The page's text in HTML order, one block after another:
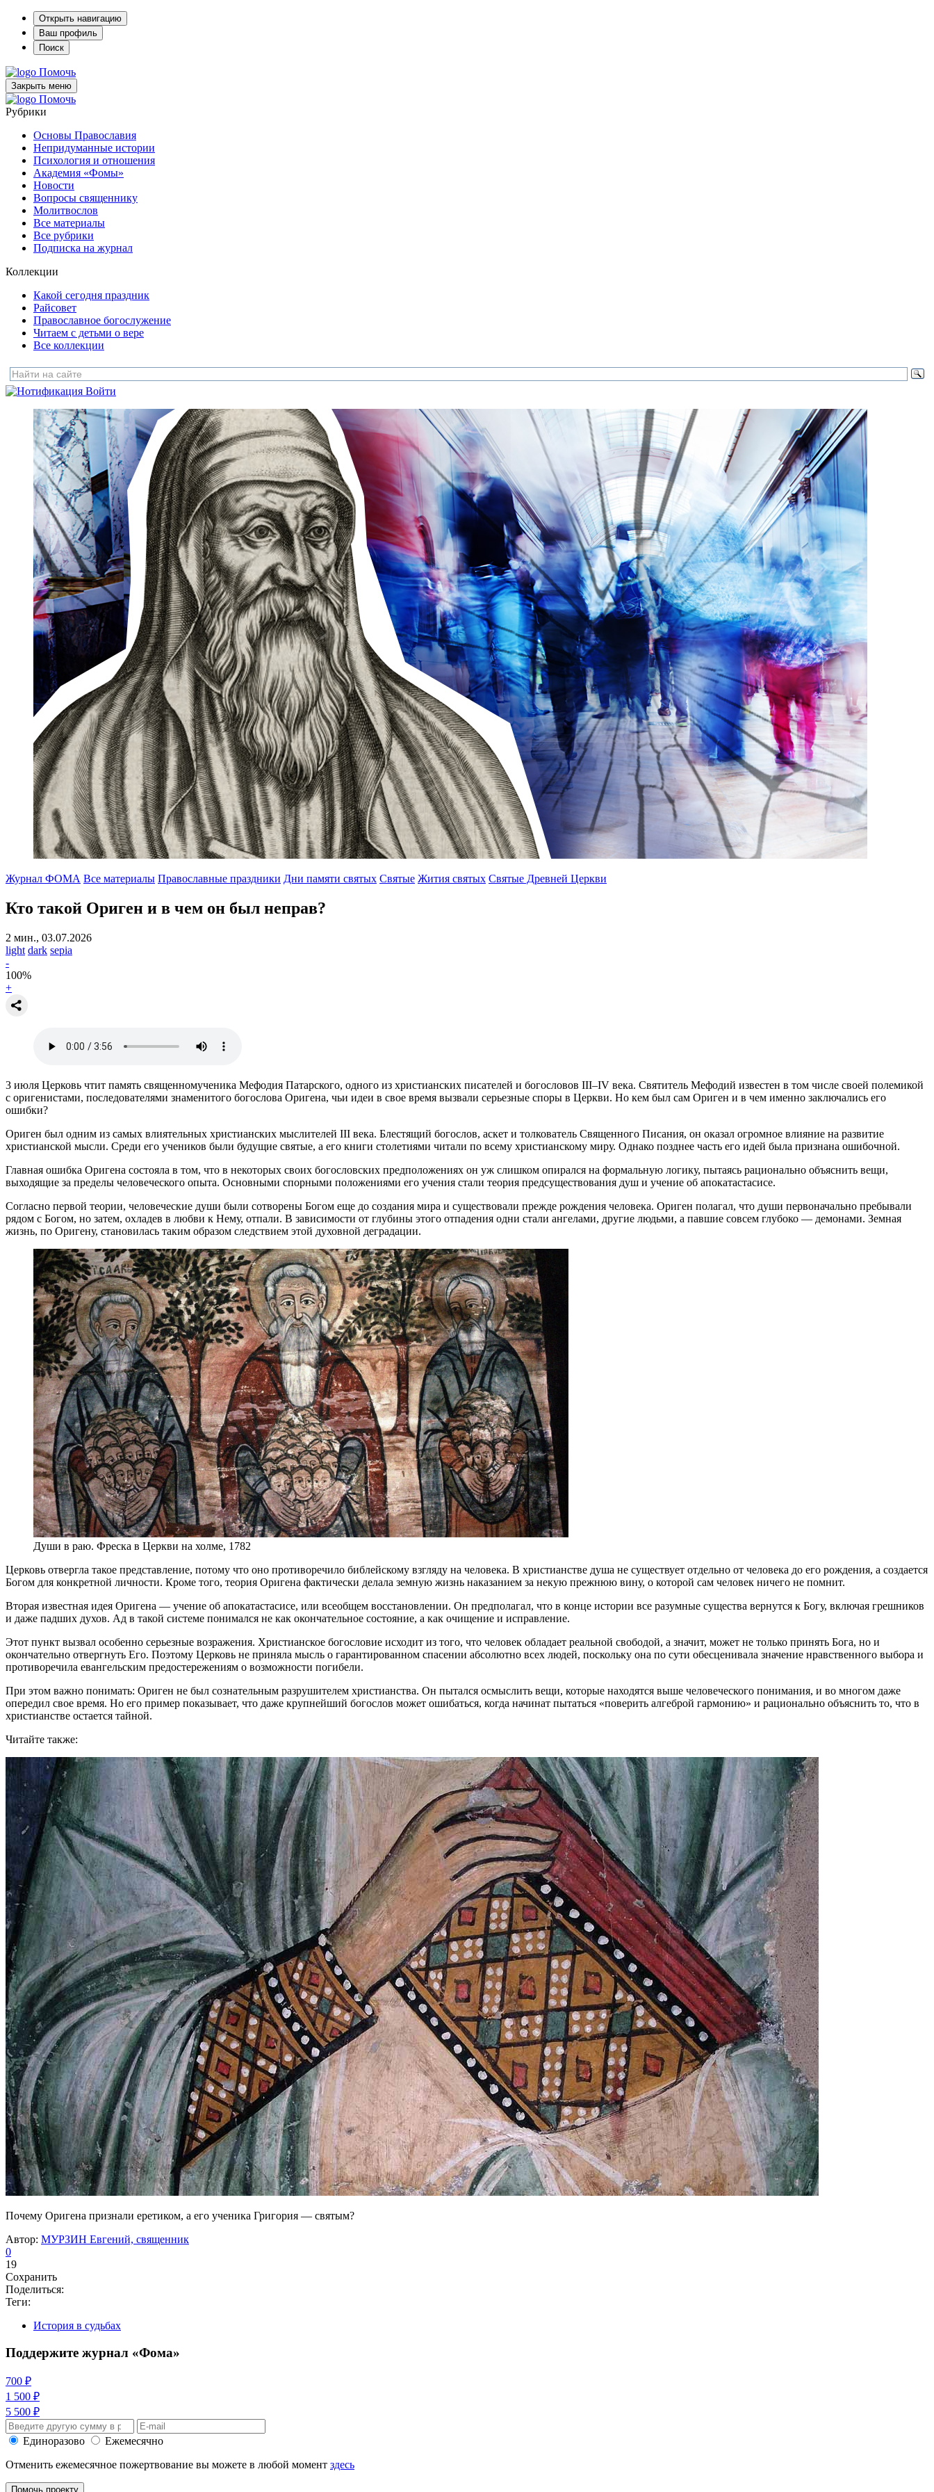
Открыть навигацию
Ваш профиль
Поиск
Помочь
Закрыть меню
Помочь
Рубрики
Основы Православия
Непридуманные истории
Психология и отношения
Академия «Фомы»
Новости
Вопросы священнику
Молитвослов
Все материалы
Все рубрики
Подписка на журнал
Коллекции
Какой сегодня праздник
Райсовет
Православное богослужение
Читаем с детьми о вере
Все коллекции
Войти
Журнал ФОМА Все материалы Православные праздники Дни памяти святых Святые Жития святых Святые Древней Церкви
Кто такой Ориген и в чем он был неправ?
2 мин., 03.07.2026
light dark sepia
-
100%
+
3 июля Церковь чтит память священномученика Мефодия Патарского, одного из христианских писателей и богословов III–IV века. Святитель Мефодий известен в том числе своей полемикой
с оригенистами, последователями знаменитого богослова Оригена, чьи идеи в свое время вызвали серьезные споры в Церкви. Но кем был сам Ориген и в чем именно заключались его
ошибки?
Ориген был одним из самых влиятельных христианских мыслителей III века. Блестящий богослов, аскет и толкователь Священного Писания, он оказал огромное влияние на развитие
христианской мысли. Среди его учеников были будущие святые, а его книги столетиями читали по всему христианскому миру. Однако позднее часть его идей была признана ошибочной.
Главная ошибка Оригена состояла в том, что в некоторых своих богословских предположениях он уж слишком опирался на формальную логику, пытаясь рационально объяснить вещи,
выходящие за пределы человеческого опыта. Основными спорными положениями его учения стали теория предсуществования душ и учение об апокатастасисе.
Согласно первой теории, человеческие души были сотворены Богом еще до создания мира и существовали прежде рождения человека. Ориген полагал, что души первоначально пребывали
рядом с Богом, но затем, охладев в любви к Нему, отпали. В зависимости от глубины этого отпадения одни стали ангелами, другие людьми, а павшие совсем глубоко — демонами. Земная
жизнь, по Оригену, становилась таким образом следствием этой духовной деградации.
Души в раю. Фреска в Церкви на холме, 1782
Церковь отвергла такое представление, потому что оно противоречило библейскому взгляду на человека. В христианстве душа не существует отдельно от человека до его рождения, а создается
Богом для конкретной личности. Кроме того, теория Оригена фактически делала земную жизнь наказанием за некую прежнюю вину, о которой сам человек ничего не помнит.
Вторая известная идея Оригена — учение об апокатастасисе, или всеобщем восстановлении. Он предполагал, что в конце истории все разумные существа вернутся к Богу, включая грешников
и даже падших духов. Ад в такой системе понимался не как окончательное состояние, а как очищение и исправление.
Этот пункт вызвал особенно серьезные возражения. Христианское богословие исходит из того, что человек обладает реальной свободой, а значит, может не только принять Бога, но и
окончательно отвергнуть Его. Поэтому Церковь не приняла мысль о гарантированном спасении абсолютно всех людей, поскольку она по сути обесценивала значение нравственного выбора и
противоречила евангельским предостережениям о возможности погибели.
При этом важно понимать: Ориген не был сознательным разрушителем христианства. Он пытался осмыслить вещи, которые находятся выше человеческого понимания, и во многом даже
опередил свое время. Но его пример показывает, что даже крупнейший богослов может ошибаться, когда начинат пытаться «поверить алгеброй гармонию» и рационально объяснить то, что в
христианстве остается тайной.
Читайте также:
Почему Оригена признали еретиком, а его ученика Григория — святым?
Автор: МУРЗИН Евгений, священник
0
19
Сохранить
Поделиться:
Теги:
История в судьбах
Поддержите журнал «Фома»
700 ₽
1 500 ₽
5 500 ₽
Единоразово
Ежемесячно
Отменить ежемесячное пожертвование вы можете в любой момент здесь
Помочь проекту